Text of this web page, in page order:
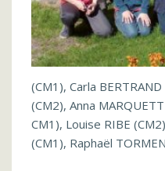
(CM1), Carla
(CM2), Anna
CM1), Louise RIBE
(CM1), Raphaël